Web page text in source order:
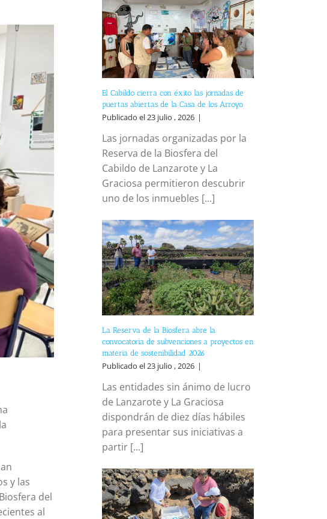
y las
del
al
El Cabildo cierra con éxito las jornadas de
puertas abiertas de la Casa de los Arroyo
Publicado el 23 julio , 2026 |
Las jornadas organizadas por la
Reserva de la Biosfera del
Cabildo de Lanzarote y La
Graciosa permitieron descubrir
uno de los inmuebles [...]
La Reserva de la Biosfera abre la
convocatoria de subvenciones a proyectos en
materia de sostenibilidad 2026
Publicado el 23 julio , 2026 |
Las entidades sin ánimo de lucro
de Lanzarote y La Graciosa
dispondrán de diez días hábiles
para presentar sus iniciativas a
partir [...]